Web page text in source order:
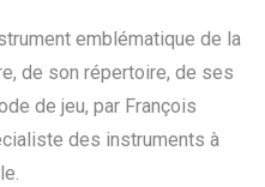
emblématique de la
de son répertoire, de ses
de jeu, par François
des instruments à